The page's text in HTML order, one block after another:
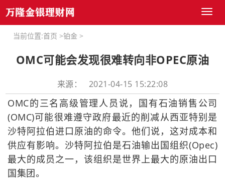
Toggle
当前位置:首页 >铂金 >
OMC可能会发现很难转向非OPEC原油
来源： 2021-04-15 15:22:08
OMC的三名高级管理人员说，国有石油销售公司
(OMC)可能很难遵守政府最近的削减从西亚特别是
沙特阿拉伯进口原油的命令。他们说，这对成本和
供应有影响。沙特阿拉伯是石油输出国组织(Opec)
最大的成员之一，该组织是世界上最大的原油出口
国集团。